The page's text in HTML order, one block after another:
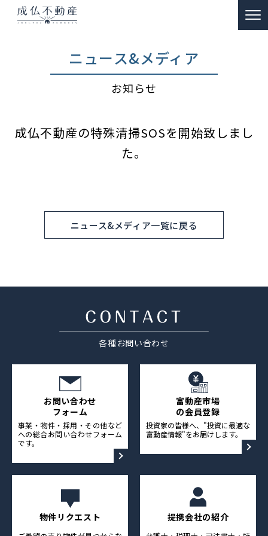
ニュース&メディア
お知らせ
成仏不動産の特殊清掃SOSを開始致しまし
た。
ニュース&メディア一覧に戻る
各種お問い合わせ
お問い合わせ
フォーム
事業・物件・採用・その他など
への総合お問い合わせフォーム
です。
富動産市場
の会員登録
投資家の皆様へ、"投資に最適な
富動産情報"をお届けします。
物件リクエスト 提携会社の紹介
事故物件のお悩み解決
ー ご供養
私たちの約束
採用情報
ニュース&メディア
プライバシーポリシー